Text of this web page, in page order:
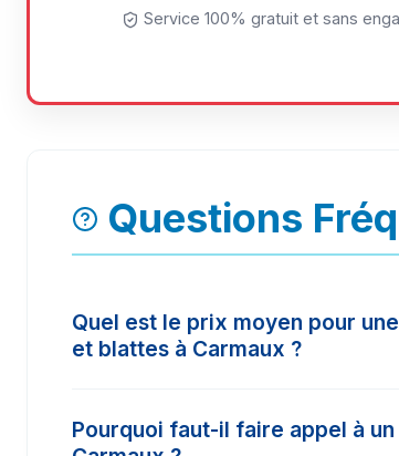
Service 100% gratuit et sans
Questions
Quel est le prix moyen pour
et blattes à Carmaux ?
surface à traiter. En moyenne, les
Pourquoi faut-il faire appel à